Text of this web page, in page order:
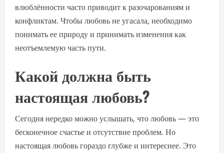
влюблённости часто приводит к разочарованиям и
конфликтам. Чтобы любовь не угасала, необходимо
понимать ее природу и принимать изменения как
неотъемлемую часть пути.
Какой должна быть
настоящая любовь?
Сегодня нередко можно услышать, что любовь — это
бесконечное счастье и отсутствие проблем. Но
настоящая любовь гораздо глубже и интереснее. Это